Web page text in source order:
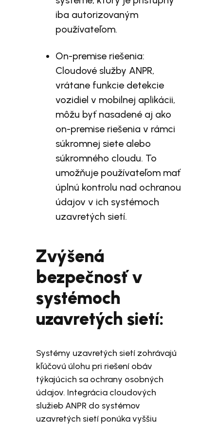
iba autorizovaným
používateľom.
On-premise riešenia:
Cloudové služby ANPR,
vrátane funkcie detekcie
vozidiel v mobilnej aplikácii,
môžu byť nasadené aj ako
on-premise riešenia v rámci
súkromnej siete alebo
súkromného cloudu. To
umožňuje používateľom mať
úplnú kontrolu nad ochranou
údajov v ich systémoch
uzavretých sietí.
Zvýšená
bezpečnosť v
systémoch
uzavretých sietí:
Systémy uzavretých sietí zohrávajú
kľúčovú úlohu pri riešení obáv
týkajúcich sa ochrany osobných
údajov. Integrácia cloudových
služieb ANPR do systémov
uzavretých sietí ponúka vyššiu